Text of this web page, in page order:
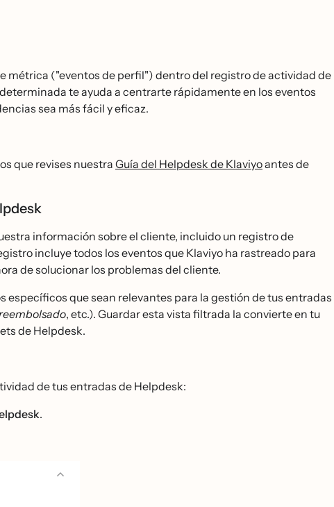
métrica ("eventos de perfil") dentro del registro de actividad de
te ayuda a centrarte rápidamente en los eventos
sea más fácil y eficaz.
que revises nuestraGuía del Helpdesk de Klaviyoantes de
información sobre el cliente, incluido un registro de
incluye todos los eventos que Klaviyo ha rastreado para
de solucionar los problemas del cliente.
que sean relevantes para la gestión de tus entradas
, etc.). Guardar esta vista filtrada la convierte en tu
de Helpdesk.
de tus entradas de Helpdesk:
.